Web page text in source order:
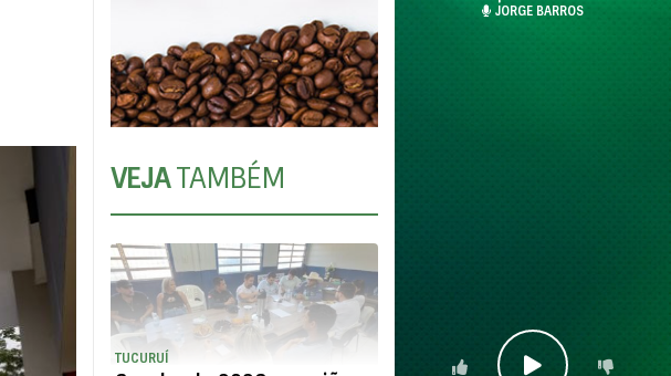
VEJATAMBÉM
TUCURUÍ
JORGE BARROS